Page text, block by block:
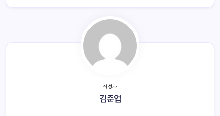
작성자
김준업